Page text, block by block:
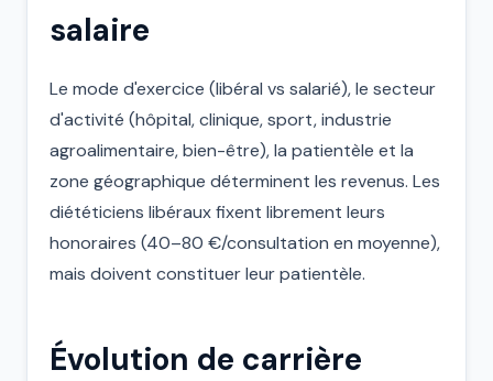
salaire
Le mode d'exercice (libéral vs salarié), le secteur
d'activité (hôpital, clinique, sport, industrie
agroalimentaire, bien-être), la patientèle et la
zone géographique déterminent les revenus. Les
diététiciens libéraux fixent librement leurs
honoraires (40–80 €/consultation en moyenne),
mais doivent constituer leur patientèle.
Évolution de carrière